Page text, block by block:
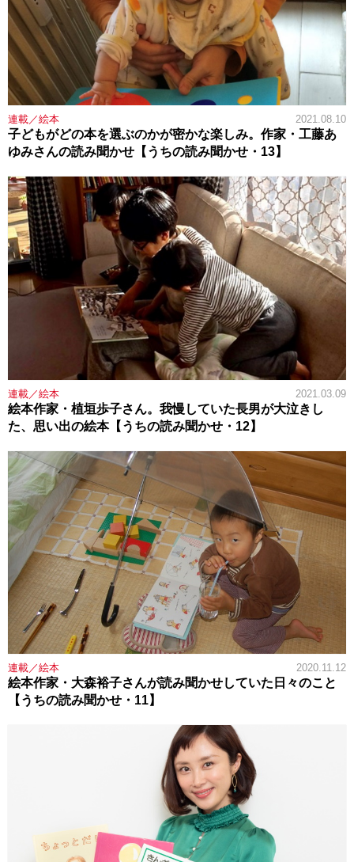
連載／絵本 2021.08.10
子どもがどの本を選ぶのかが密かな楽しみ。作家・工藤あ
ゆみさんの読み聞かせ【うちの読み聞かせ・13】
連載／絵本 2021.03.09
絵本作家・植垣歩子さん。我慢していた長男が大泣きし
た、思い出の絵本【うちの読み聞かせ・12】
連載／絵本 2020.11.12
絵本作家・大森裕子さんが読み聞かせしていた日々のこと
【うちの読み聞かせ・11】